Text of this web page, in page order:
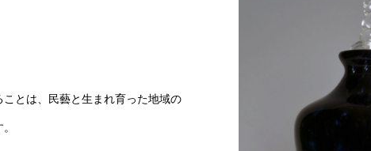
とは、民藝と生まれ育った地域の